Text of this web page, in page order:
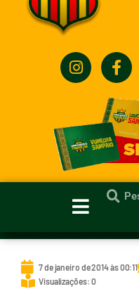
7 de janeiro de 2014 às 00:11
Visualizações: 0